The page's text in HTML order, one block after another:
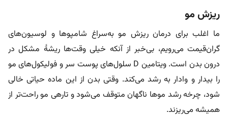
ریزش مو
ما اغلب برای درمان ریزش مو به‌سراغ شامپوها و لوسیون‌های
گران‌قیمت می‌رویم، بی‌خبر از آنکه خیلی وقت‌ها ریشۀ مشکل در
درون بدن است. ویتامین D سلول‌های پوست سر و فولیکول‌های مو
را بیدار و وادار به رشد می‌کند. وقتی بدن از این ماده حیاتی خالی
شود، چرخه رشد موها ناگهان متوقف می‌شود و تارهی مو راحت‌تر از
همیشه می‌ریزند.